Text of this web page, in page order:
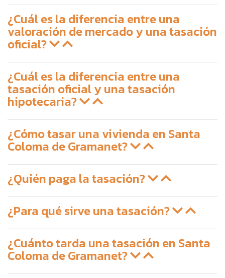
¿Cuál es la diferencia entre una
valoración de mercado y una tasación
oficial?
¿Cuál es la diferencia entre una
tasación oficial y una tasación
hipotecaria?
¿Cómo tasar una vivienda en Santa
Coloma de Gramanet?
¿Quién paga la tasación?
¿Para qué sirve una tasación?
¿Cuánto tarda una tasación en Santa
Coloma de Gramanet?